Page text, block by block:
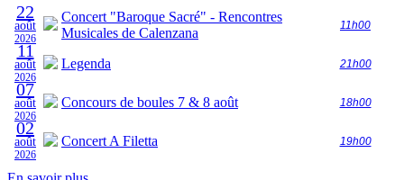
22
août
2026
Concert "Baroque Sacré" - Rencontres
Musicales de Calenzana
11h00
11
août
2026
Legenda 21h00
07
août
2026
Concours de boules 7 & 8 août 18h00
02
août
2026
Concert A Filetta 19h00